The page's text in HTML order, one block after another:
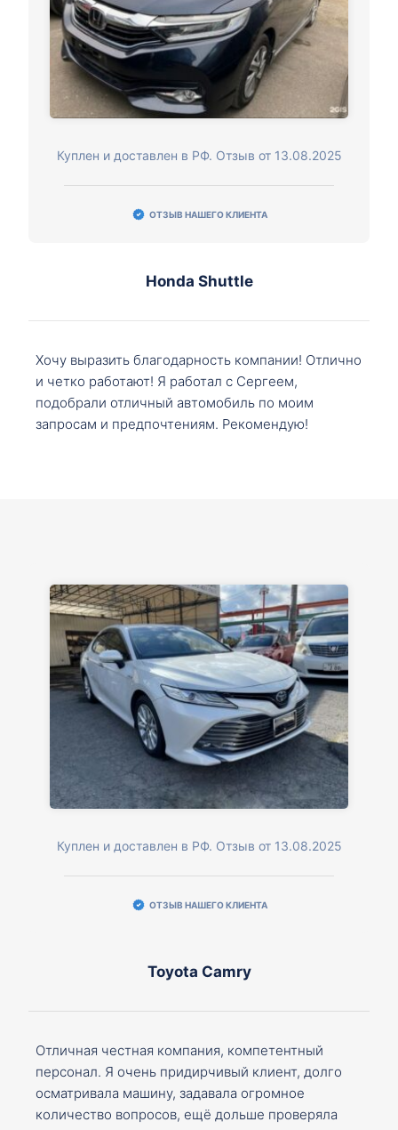
Куплен и доставлен в РФ. Отзыв от 13.08.2025
ОТЗЫВ НАШЕГО КЛИЕНТА
Honda Shuttle
Хочу выразить благодарность компании! Отлично
и четко работают! Я работал с Сергеем,
подобрали отличный автомобиль по моим
запросам и предпочтениям. Рекомендую!
Куплен и доставлен в РФ. Отзыв от 13.08.2025
ОТЗЫВ НАШЕГО КЛИЕНТА
Toyota Camry
Отличная честная компания, компетентный
персонал. Я очень придирчивый клиент, долго
осматривала машину, задавала огромное
количество вопросов, ещё дольше проверяла